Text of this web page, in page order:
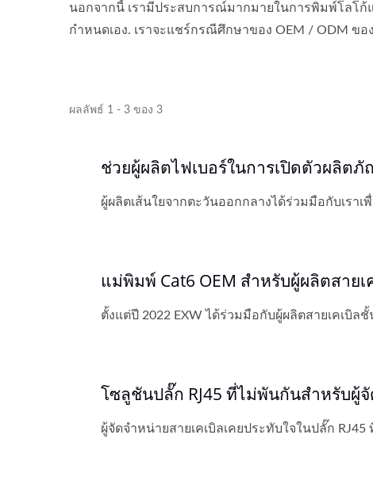
นอกจากนี้ เรามีประสบการณ์มากมายในการพิมพ์โลโ
กำหนดเอง. เราจะแชร์กรณีศึกษาของ OEM / ODM ขอ
ผลลัพธ์ 1 - 3 ของ 3
ช่วยผู้ผลิตไฟเบอร์ในการเปิดตัวผลิต
ผู้ผลิตเส้นใยจากตะวันออกกลางได้ร่วมมือกับเร
แม่พิมพ์ Cat6 OEM สำหรับผู้ผลิตสายเ
ตั้งแต่ปี 2022 EXW ได้ร่วมมือกับผู้ผลิตสายเคเบิ
โซลูชันปลั๊ก RJ45 ที่ไม่พันกันสำหรับผู้
ผู้จัดจำหน่ายสายเคเบิลเคยประทับใจในปลั๊ก